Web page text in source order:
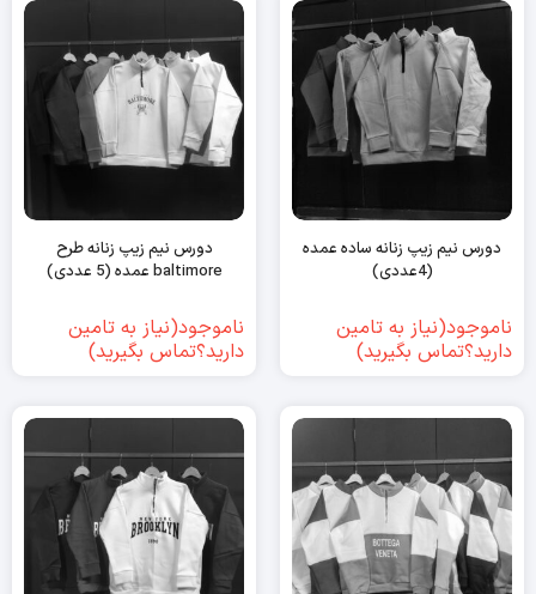
دورس نیم زیپ زنانه ساده عمده
(4عددی)
ناموجود(نیاز به تامین
دارید؟تماس بگیرید)
دورس نیم زیپ زنانه طرح
baltimore عمده (5 عددی)
ناموجود(نیاز به تامین
دارید؟تماس بگیرید)